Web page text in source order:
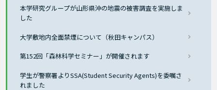
本学研究グループが山形県沖の地震の被害調査を実施しま
した
大学敷地内全面禁煙について（秋田キャンパス）
第152回「森林科学セミナー」が開催されます
学生が警察署よりSSA(Student Security Agents)を委嘱さ
れました